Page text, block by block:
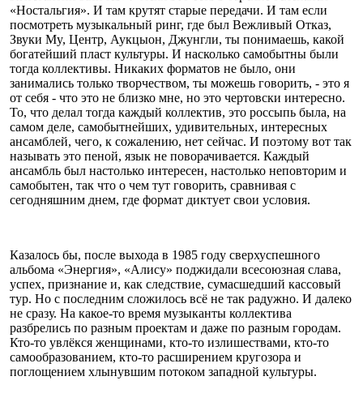
«Ностальгия». И там крутят старые передачи. И там если
посмотреть музыкальный ринг, где был Вежливый Отказ,
Звуки My, Центр, Аукцыон, Джунгли, ты понимаешь, какой
богатейший пласт культуры. И насколько самобытны были
тогда коллективы. Никаких форматов не было, они
занимались только творчеством, ты можешь говорить, - это я
от себя - что это не близко мне, но это чертовски интересно.
То, что делал тогда каждый коллектив, это россыпь была, на
самом деле, самобытнейших, удивительных, интересных
ансамблей, чего, к сожалению, нет сейчас. И поэтому вот так
называть это пеной, язык не поворачивается. Каждый
ансамбль был настолько интересен, настолько неповторим и
самобытен, так что о чем тут говорить, сравнивая с
сегодняшним днем, где формат диктует свои условия.
Казалось бы, после выхода в 1985 году сверхуспешного
альбома «Энергия», «Алису» поджидали всесоюзная слава,
успех, признание и, как следствие, сумасшедший кассовый
тур. Но с последним сложилось всё не так радужно. И далеко
не сразу. На какое-то время музыканты коллектива
разбрелись по разным проектам и даже по разным городам.
Кто-то увлёкся женщинами, кто-то излишествами, кто-то
самообразованием, кто-то расширением кругозора и
поглощением хлынувшим потоком западной культуры.